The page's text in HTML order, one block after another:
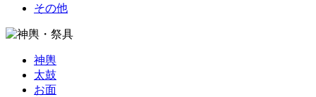
その他
神輿
太鼓
お面